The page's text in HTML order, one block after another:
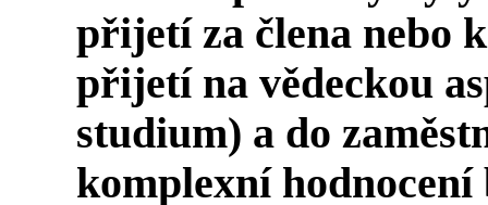
přijetí za člena nebo
přijetí na vědeckou
studium) a do
komplexní